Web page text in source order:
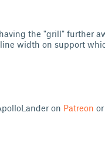
the "grill" further
width on support
on Patreon